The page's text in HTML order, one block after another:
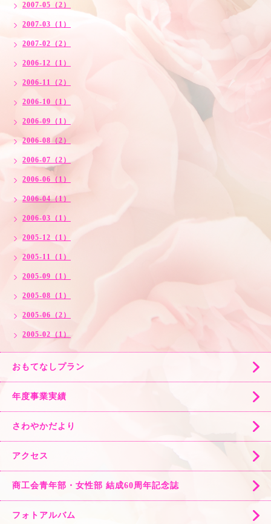
2007-05（2）
2007-03（1）
2007-02（2）
2006-12（1）
2006-11（2）
2006-10（1）
2006-09（1）
2006-08（2）
2006-07（2）
2006-06（1）
2006-04（1）
2006-03（1）
2005-12（1）
2005-11（1）
2005-09（1）
2005-08（1）
2005-06（2）
2005-02（1）
おもてなしプラン
年度事業実績
さわやかだより
アクセス
商工会青年部・女性部 結成60周年記念誌
フォトアルバム